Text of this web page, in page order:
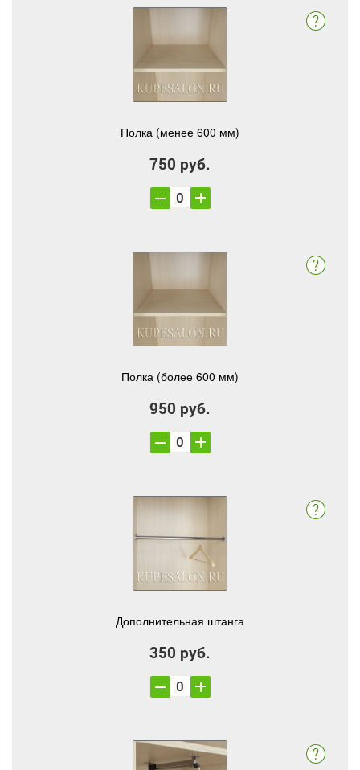
Полка (менее 600 мм)
750 руб.
Полка (более 600 мм)
950 руб.
Дополнительная штанга
350 руб.